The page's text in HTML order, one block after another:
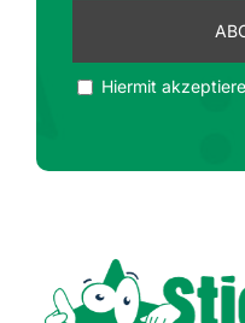
Hiermit